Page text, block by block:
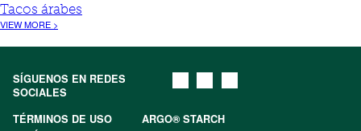
Tacos árabes
VIEW MORE >
SÍGUENOS EN REDES
SOCIALES
TÉRMINOS DE USO
ARGO® STARCH